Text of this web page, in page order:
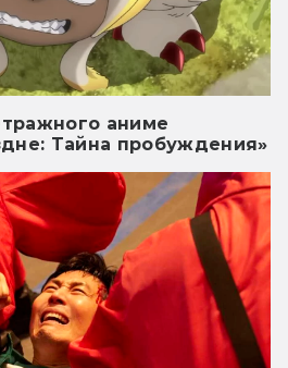
аниме
Тайна пробуждения»